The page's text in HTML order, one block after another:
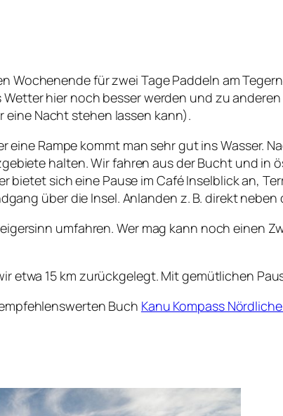
für zwei Tage Paddeln am
hier noch besser werden und zu
eine Nacht stehen lassen kann).
Rampe kommt man sehr gut ins Wasser.
halten. Wir fahren aus der Bucht und in
bietet sich eine Pause im Café Inselblick an,
über die Insel. Anlanden z. B. direkt neben
umfahren. Wer mag kann noch einen
etwa 15 km zurückgelegt. Mit gemütlichen
Buch Kanu Kompass